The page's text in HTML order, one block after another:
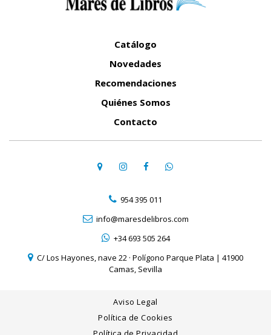
Catálogo
Novedades
Recomendaciones
Quiénes Somos
Contacto
954 395 011
info@maresdelibros.com
+34 693 505 264
C/ Los Hayones, nave 22 · Polígono Parque Plata | 41900
Camas, Sevilla
Aviso Legal
Política de Cookies